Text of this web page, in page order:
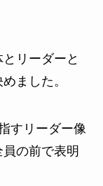
リーダーと
ました。
すリーダー像
の前で表明